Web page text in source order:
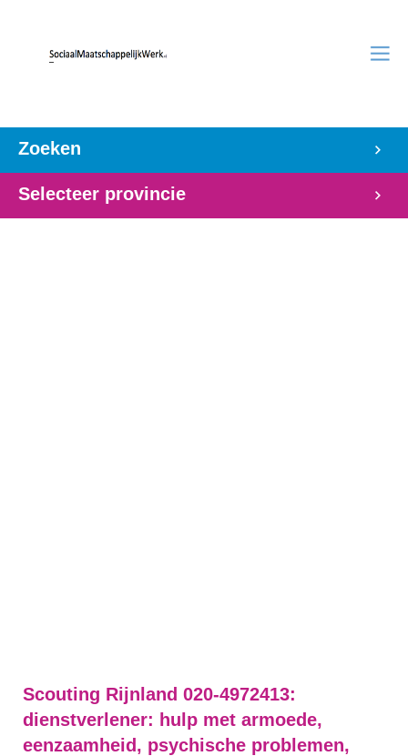
Zoeken
Selecteer provincie
Scouting Rijnland 020-4972413:
dienstverlener: hulp met armoede,
eenzaamheid, psychische problemen,